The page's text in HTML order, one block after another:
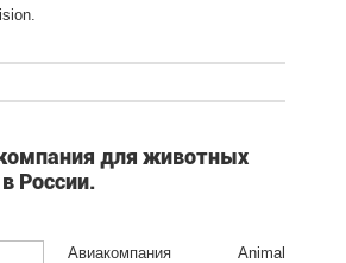
для животных
России.
Авиакомпания Animal